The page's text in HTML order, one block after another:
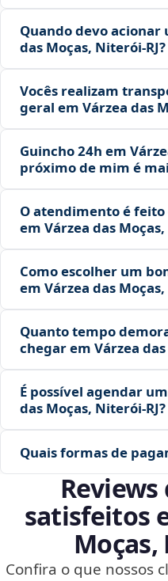
Quando devo acionar
das Moças, Niterói‑RJ?
Vocês realizam
geral em Várzea das
Guincho 24h em
próximo de mim é
O atendimento é
em Várzea das Moças,
Como escolher um
em Várzea das Moças,
Quanto tempo
chegar em Várzea das
É possível agendar
das Moças, Niterói‑RJ?
Quais formas de
satisfeitos
Moças,
Confira o que nossos